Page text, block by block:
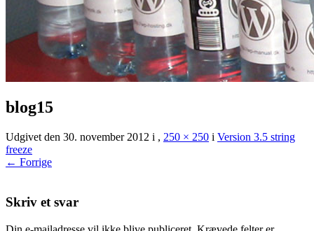
blog15
Udgivet den 30. november 2012 i , 250 × 250 i Version 3.5 string
freeze
← Forrige
Skriv et svar